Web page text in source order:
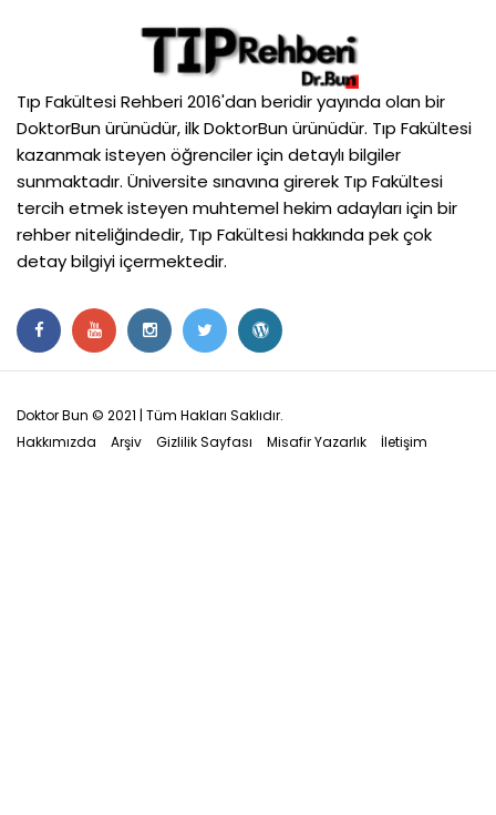
Tıp Fakültesi Rehberi 2016'dan beridir yayında olan bir
DoktorBun ürünüdür, ilk DoktorBun ürünüdür. Tıp Fakültesi
kazanmak isteyen öğrenciler için detaylı bilgiler
sunmaktadır. Üniversite sınavına girerek Tıp Fakültesi
tercih etmek isteyen muhtemel hekim adayları için bir
rehber niteliğindedir, Tıp Fakültesi hakkında pek çok
detay bilgiyi içermektedir.
Doktor Bun © 2021 | Tüm Hakları Saklıdır.
Hakkımızda
Arşiv Gizlilik Sayfası Misafir Yazarlık İletişim